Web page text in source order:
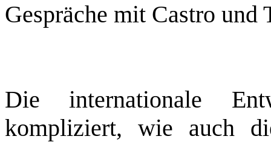
Gespräche mit Castro und
Die internationale
kompliziert, wie auch